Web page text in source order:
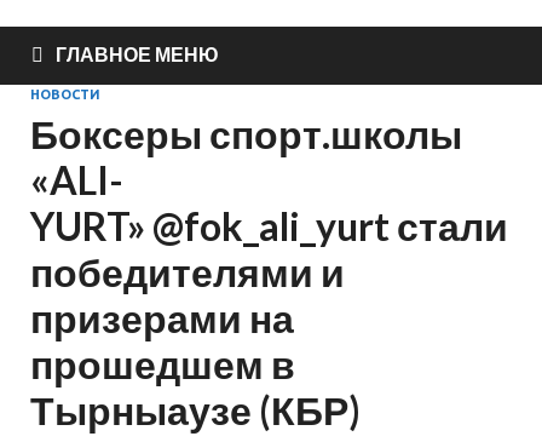
ГЛАВНОЕ МЕНЮ
НОВОСТИ
Боксеры спорт.школы
«ALI-
YURT» @fok_ali_yurt стали
победителями и
призерами на
прошедшем в
Тырныаузе (КБР)